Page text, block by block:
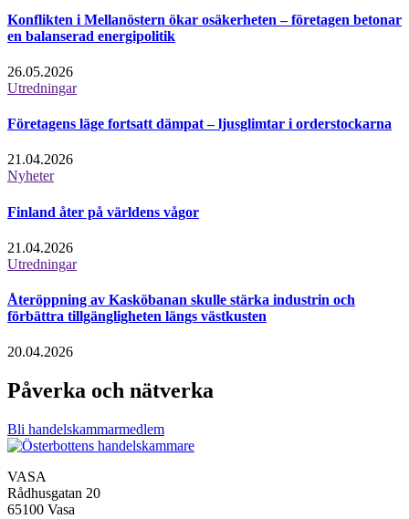
Konflikten i Mellanöstern ökar osäkerheten – företagen betonar
en balanserad energipolitik
26.05.2026
Utredningar
Företagens läge fortsatt dämpat – ljusglimtar i orderstockarna
21.04.2026
Nyheter
Finland åter på världens vågor
21.04.2026
Utredningar
Återöppning av Kasköbanan skulle stärka industrin och
förbättra tillgängligheten längs västkusten
20.04.2026
Påverka och nätverka
Bli handelskammarmedlem
VASA
Rådhusgatan 20
65100 Vasa